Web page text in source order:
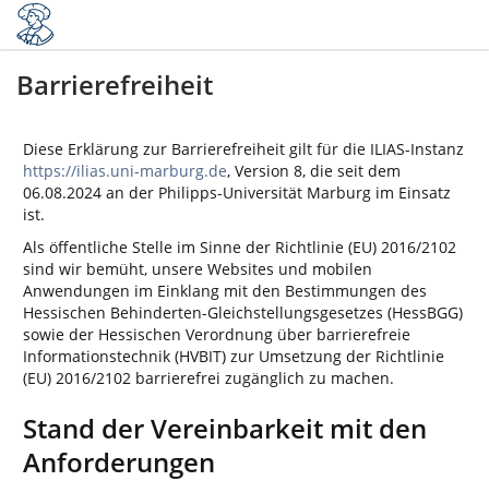
Barrierefreiheit
Diese Erklärung zur Barrierefreiheit gilt für die ILIAS-Instanz
https://ilias.uni-marburg.de, Version 8, die seit dem
06.08.2024 an der Philipps-Universität Marburg im Einsatz
ist.
Als öffentliche Stelle im Sinne der Richtlinie (EU) 2016/2102
sind wir bemüht, unsere Websites und mobilen
Anwendungen im Einklang mit den Bestimmungen des
Hessischen Behinderten-Gleichstellungsgesetzes (HessBGG)
sowie der Hessischen Verordnung über barrierefreie
Informationstechnik (HVBIT) zur Umsetzung der Richtlinie
(EU) 2016/2102 barrierefrei zugänglich zu machen.
Stand der Vereinbarkeit mit den
Anforderungen